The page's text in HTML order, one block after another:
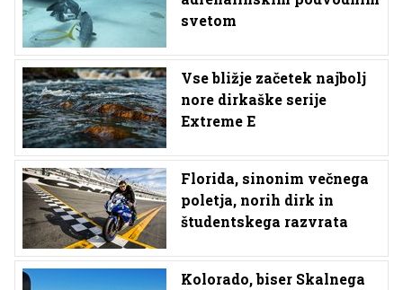
svetom
Vse bližje začetek najbolj
nore dirkaške serije
Extreme E
Florida, sinonim večnega
poletja, norih dirk in
študentskega razvrata
Kolorado, biser Skalnega